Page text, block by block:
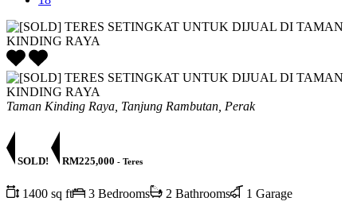
Taman Kinding Raya, Tanjung Rambutan, Perak
SOLD! RM225,000 - Teres
1400 sq ft 3 Bedrooms 2 Bathrooms
1 Garage